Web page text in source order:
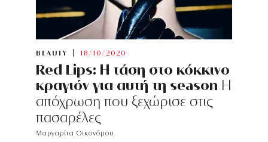
BEAUTY 18/10/2020
Red Lips: Η τάση στο κόκκινο
κραγιόν για αυτή τη season Η
απόχρωση που ξεχώρισε στις
πασαρέλες
Μαργαρίτα Οικονόμου